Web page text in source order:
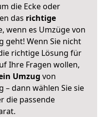
die Ecke oder
das richtige
wenn es Umzüge von
geht! Wenn Sie nicht
richtige Lösung für
Ihre Fragen wollen,
Umzug von
– dann wählen Sie sie
die passende